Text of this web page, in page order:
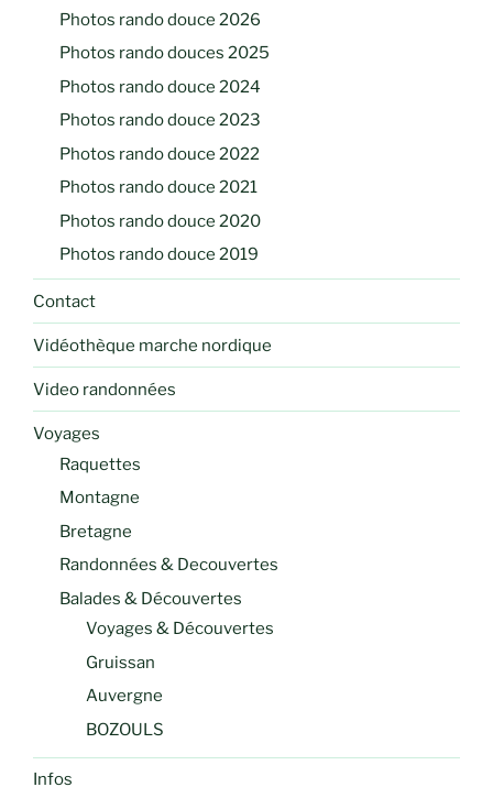
Photos rando douce 2026
Photos rando douces 2025
Photos rando douce 2024
Photos rando douce 2023
Photos rando douce 2022
Photos rando douce 2021
Photos rando douce 2020
Photos rando douce 2019
Contact
Vidéothèque marche nordique
Video randonnées
Voyages
Raquettes
Montagne
Bretagne
Randonnées & Decouvertes
Balades & Découvertes
Voyages & Découvertes
Gruissan
Auvergne
BOZOULS
Infos